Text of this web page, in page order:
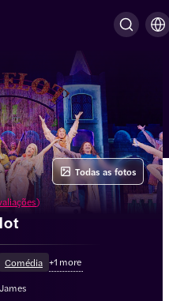
)
Comédia +1 more
Todas as fotos